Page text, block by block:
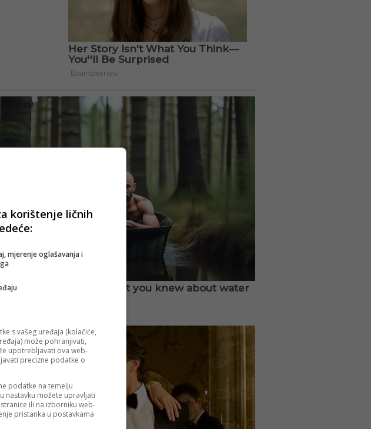
korištenje ličnih
mjerenje oglašavanja i
s vašeg uređaja (kolačiće,
može pohranjivati,
upotrebljavati ova web-
precizne podatke o
podatke na temelju
nastavku možete upravljati
ili na izborniku web-
pristanka u postavkama